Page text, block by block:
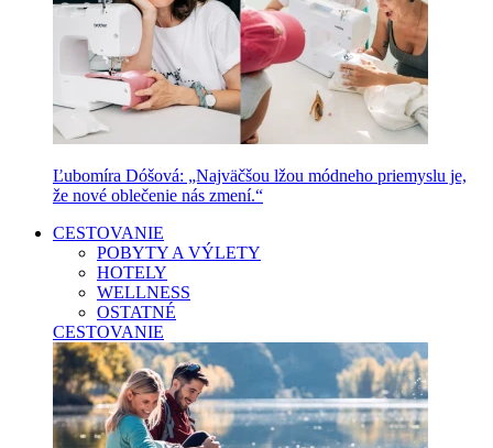
Ľubomíra Dóšová: „Najväčšou lžou módneho priemyslu je,
že nové oblečenie nás zmení.“
CESTOVANIE
POBYTY A VÝLETY
HOTELY
WELLNESS
OSTATNÉ
CESTOVANIE